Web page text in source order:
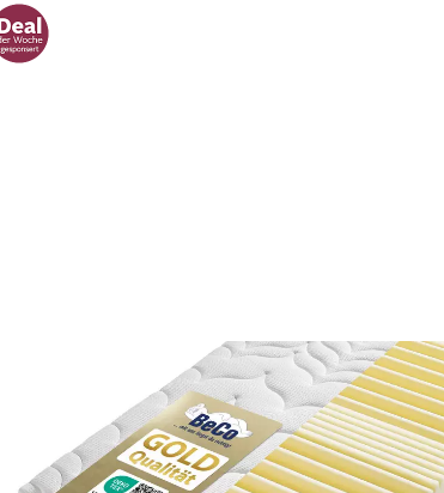
Kaltschaummatratze Luxus-Matratze – GOLD
Kaltschaummatratze für hohe Belastbarkeit, 23 cm hoch,
Hohe Tragkraft, Klimakomfort, Wendematratze, ideal auch
140x200